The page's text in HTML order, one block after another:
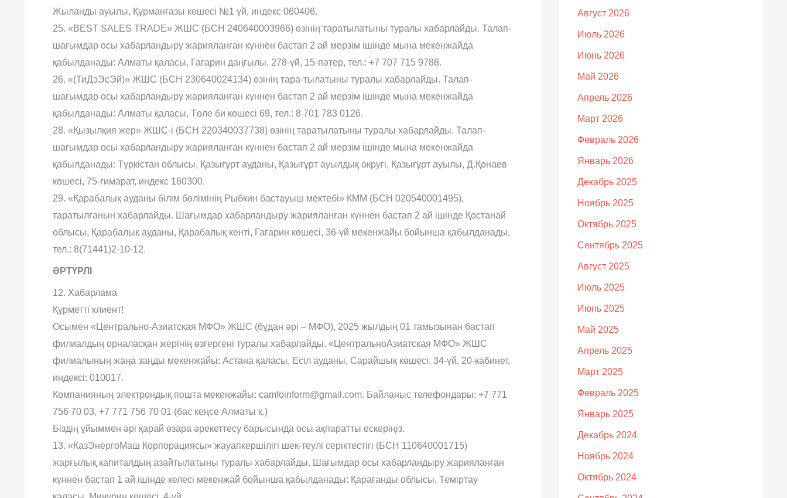
Жыланды ауылы, Құрманғазы көшесі №1 үй, индекс 060406.
25. «BEST SALES TRADE» ЖШС (БСН 240640003966) өзінің таратылатыны туралы хабарлайды. Талап-
шағымдар осы хабарландыру жарияланған күннен бастап 2 ай мерзім ішінде мына мекенжайда
қабылданады: Алматы қаласы, Гагарин даңғылы, 278-үй, 15-пəтер, тел.: +7 707 715 9788.
26. «(ТиДэЭсЭй)» ЖШС (БСН 230640024134) өзінің тара-тылатыны туралы хабарлайды. Талап-
шағымдар осы хабарландыру жарияланған күннен бастап 2 ай мерзім ішінде мына мекенжайда
қабылданады: Алматы қаласы, Төле би көшесі 69, тел.: 8 701 783 0126.
28. «Қызылқия жер» ЖШС-і (БСН 220340037738) өзінің таратылатыны туралы хабарлайды. Талап-
шағымдар осы хабарландыру жарияланған күннен бастап 2 ай мерзім ішінде мына мекенжайда
қабылданады: Түркістан облысы, Қазығұрт ауданы, Қазығұрт ауылдық округі, Қазығұрт ауылы, Д.Қонаев
көшесі, 75-ғимарат, индекс 160300.
29. «Қарабалық ауданы білім бөлімінің Рыбкин бастауыш мектебі» КММ (БСН 020540001495),
таратылғанын хабарлайды. Шағымдар хабарландыру жарияланған күннен бастап 2 ай ішінде Қостанай
облысы, Қарабалық ауданы, Қарабалық кенті, Гагарин көшесі, 36-үй мекенжайы бойынша қабылданады,
тел.: 8(71441)2-10-12.
ӘРТҮРЛІ
12. Хабарлама
Құрметті клиент!
Осымен «Центрально-Азиатская МФО» ЖШС (бұдан əрі – МФО), 2025 жылдың 01 тамызынан бастап
филиалдың орналасқан жерінің өзгергені туралы хабарлайды. «ЦентральноАзиатская МФО» ЖШС
филиалының жаңа заңды мекенжайы: Астана қаласы, Есіл ауданы, Сарайшық көшесі, 34-үй, 20-кабинет,
индексі: 010017.
Компанияның электрондық пошта мекенжайы: camfoinform@gmail.com. Байланыс телефондары: +7 771
756 70 03, +7 771 756 70 01 (бас кеңсе Алматы қ.)
Біздің ұйыммен əрі қарай өзара əрекеттесу барысында осы ақпаратты ескеріңіз.
13. «КазЭнергоМаш Корпорациясы» жауапкершілігі шек-теулі серіктестігі (БСН 110640001715)
жарғылық капиталдың азайтылатыны туралы хабарлайды. Шағымдар осы хабарландыру жарияланған
күннен бастап 1 ай ішінде келесі мекенжай бойынша қабылданады: Қарағанды облысы, Теміртау
Август 2026
Июль 2026
Июнь 2026
Май 2026
Апрель 2026
Март 2026
Февраль 2026
Январь 2026
Декабрь 2025
Ноябрь 2025
Октябрь 2025
Сентябрь 2025
Август 2025
Июль 2025
Июнь 2025
Май 2025
Апрель 2025
Март 2025
Февраль 2025
Январь 2025
Декабрь 2024
Ноябрь 2024
Октябрь 2024